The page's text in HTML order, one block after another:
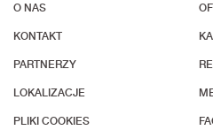
O NAS
KONTAKT
PARTNERZY
LOKALIZACJE
PLIKI COOKIES